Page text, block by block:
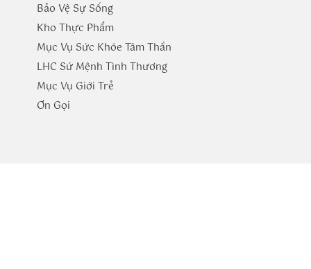
Bảo Vệ Sự Sống
Kho Thực Phẩm
Mục Vụ Sức Khóe Tâm Thần
LHC Sứ Mệnh Tình Thương
Mục Vụ Giới Trẻ
​Ơn Gọi